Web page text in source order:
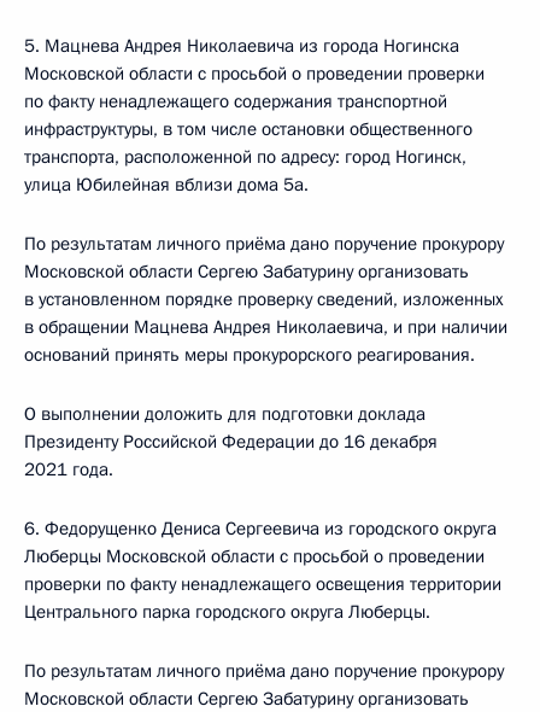
5. Мацнева Андрея Николаевича из города Ногинска
Московской области с просьбой о проведении проверки
по факту ненадлежащего содержания транспортной
инфраструктуры, в том числе остановки общественного
транспорта, расположенной по адресу: город Ногинск,
улица Юбилейная вблизи дома 5а.
По результатам личного приёма дано поручение прокурору
Московской области Сергею Забатурину организовать
в установленном порядке проверку сведений, изложенных
в обращении Мацнева Андрея Николаевича, и при наличии
оснований принять меры прокурорского реагирования.
О выполнении доложить для подготовки доклада
Президенту Российской Федерации до 16 декабря
2021 года.
6. Федорущенко Дениса Сергеевича из городского округа
Люберцы Московской области с просьбой о проведении
проверки по факту ненадлежащего освещения территории
Центрального парка городского округа Люберцы.
По результатам личного приёма дано поручение прокурору
Московской области Сергею Забатурину организовать